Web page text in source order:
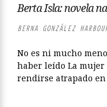
Berta Isla: novela
BERNA GONZÁLEZ
No es ni mucho
haber leído La
rendirse atrapado en